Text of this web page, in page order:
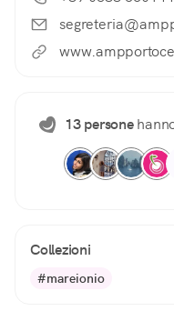
13 persone
Collezioni
#mareionio